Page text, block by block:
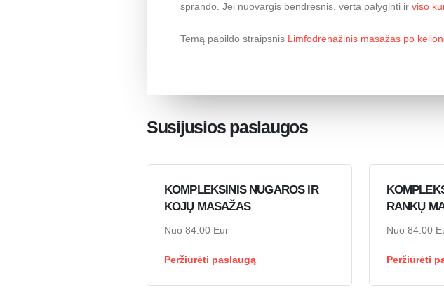
sprando. Jei nuovargis bendresnis, verta palyginti ir viso
Temą papildo straipsnis Limfodrenažinis masažas po
Susijusios paslaugos
KOMPLEKSINIS NUGAROS IR
KOJŲ MASAŽAS
Nuo 84.00 Eur
Peržiūrėti paslaugą
RANKŲ
Nuo 84.00
Peržiūrėti